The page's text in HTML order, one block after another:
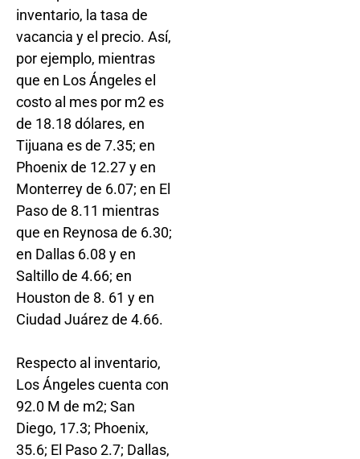
inventario, la tasa de
vacancia y el precio. Así,
por ejemplo, mientras
que en Los Ángeles el
costo al mes por m2 es
de 18.18 dólares, en
Tijuana es de 7.35; en
Phoenix de 12.27 y en
Monterrey de 6.07; en El
Paso de 8.11 mientras
que en Reynosa de 6.30;
en Dallas 6.08 y en
Saltillo de 4.66; en
Houston de 8. 61 y en
Ciudad Juárez de 4.66.
Respecto al inventario,
Los Ángeles cuenta con
92.0 M de m2; San
Diego, 17.3; Phoenix,
35.6; El Paso 2.7; Dallas,